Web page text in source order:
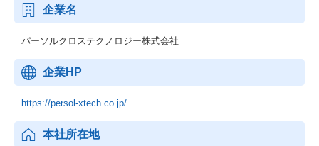
企業名
パーソルクロステクノロジー株式会社
企業HP
https://persol-xtech.co.jp/
本社所在地